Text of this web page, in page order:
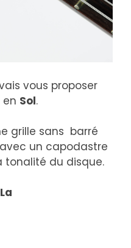
vous proposer
en Sol.
grille sans barré
un capodastre
tonalité du disque.
La